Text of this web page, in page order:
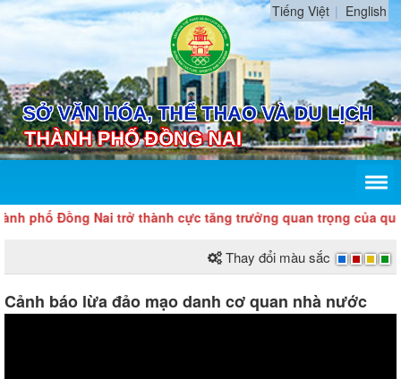
Tiếng Việt English
phố Đồng Nai trở thành cực tăng trưởng quan trọng của quốc
Thay đổi màu sắc
Cảnh báo lừa đảo mạo danh cơ quan nhà nước